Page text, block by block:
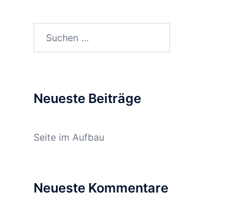
Neueste Beiträge
Seite im Aufbau
Neueste Kommentare